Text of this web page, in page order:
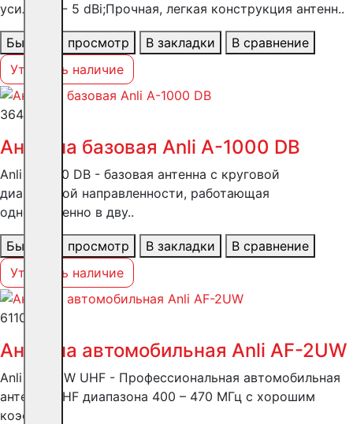
усиления - 5 dBi;Прочная, легкая конструкция антенн..
Быстрый просмотр В закладки
В сравнение
Уточнить наличие
36423 ₽
Антенна базовая Anli А-1000 DB
Anli A-1000 DB - базовая антенна с круговой
диаграммой направленности, работающая
одновременно в дву..
Быстрый просмотр В закладки
В сравнение
Уточнить наличие
6110 ₽
Антенна автомобильная Anli AF-2UW
Anli AF-2UW UHF - Профессиональная автомобильная
антенна UHF диапазона 400 – 470 МГц с хорошим
коэфф..